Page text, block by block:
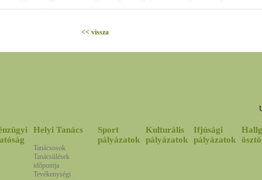
<< vissza
Helyi Tanács
Tanácsosok
Tanácsülések
időpontja
Tevékenységi
Sport
pályázatok
Kulturális
pályázatok
Ifjúsági
pályázatok